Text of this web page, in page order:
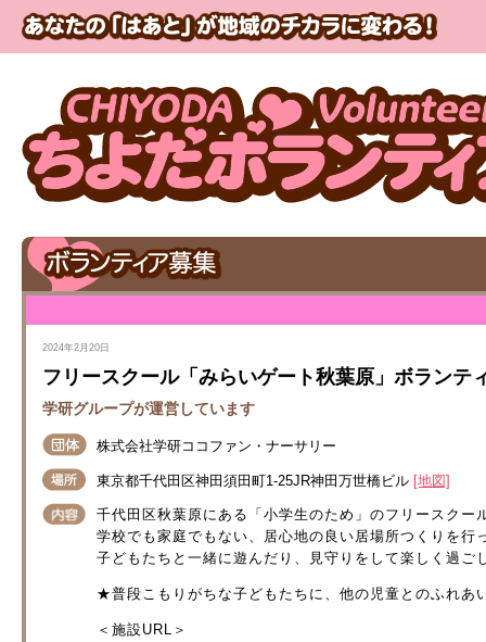
2024年2月20日
フリースクール「みらいゲート秋葉原」ボランテ
学研グループが運営しています
株式会社学研ココファン・ナーサリー
東京都千代田区神田須田町1-25JR神田万世橋ビル [地図]
千代田区秋葉原にある「小学生のため」のフリースクー
学校でも家庭でもない、居心地の良い居場所つくりを行
子どもたちと一緒に遊んだり、見守りをして楽しく過ご
★普段こもりがちな子どもたちに、他の児童とのふれあ
＜施設URL＞